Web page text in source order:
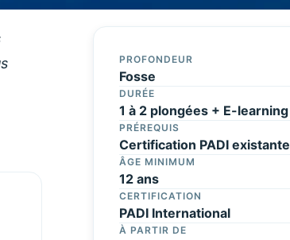
PROFONDEUR
Fosse
DURÉE
1 à 2 plongées + E-learning
PRÉREQUIS
Certification PADI existante
ÂGE MINIMUM
12 ans
CERTIFICATION
PADI International
À PARTIR DE